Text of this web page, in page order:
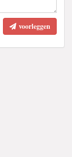
voorleggen